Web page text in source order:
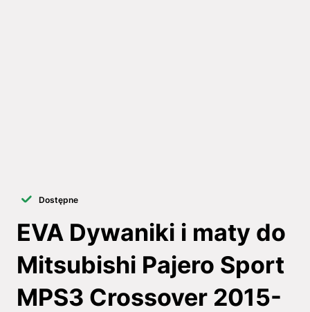
Dostępne
EVA Dywaniki i maty do
Mitsubishi Pajero Sport
MPS3 Crossover 2015-